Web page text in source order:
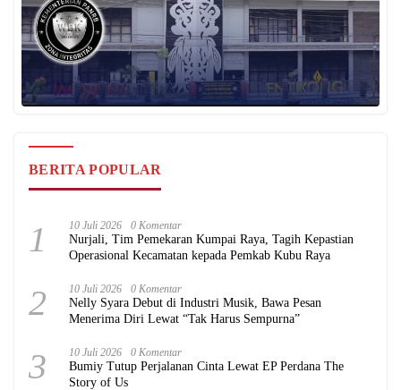
BERITA POPULAR
1 10 Juli 2026 0 Komentar
Nurjali, Tim Pemekaran Kumpai Raya, Tagih Kepastian
Operasional Kecamatan kepada Pemkab Kubu Raya
2 10 Juli 2026 0 Komentar
Nelly Syara Debut di Industri Musik, Bawa Pesan
Menerima Diri Lewat “Tak Harus Sempurna”
3 10 Juli 2026 0 Komentar
Bumiy Tutup Perjalanan Cinta Lewat EP Perdana The
Story of Us